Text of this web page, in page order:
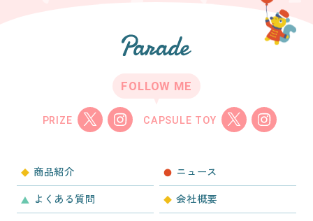
FOLLOW ME
PRIZE CAPSULE TOY
商品紹介 ニュース
よくある質問 会社概要